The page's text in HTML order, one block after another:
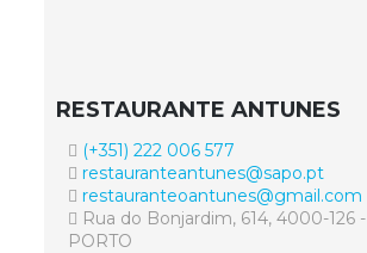
RESTAURANTE ANTUNES
(+351) 222 006 577
restauranteantunes@sapo.pt
restauranteoantunes@gmail.com
Rua do Bonjardim, 614, 4000-126 -
PORTO